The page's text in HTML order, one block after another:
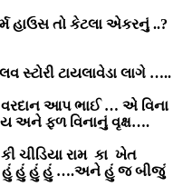
હાઉસ તો કેટલા એકરનું ..?
ટાયલાવેડા લાગે …..
આપ ભાઈ … એ વિના
અને ફળ વિનાનું વૃક્ષ….
રામ કા ખેત
હું હું હું ….અને હું જ બીજું